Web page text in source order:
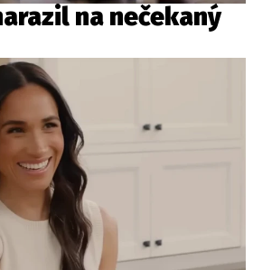
na nečekaný